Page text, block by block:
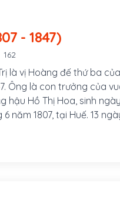
ông nhiều lần bị trách
tính tình thẳng thắn
trị (1807 - 1847)
162
là vị Hoàng đế thứ ba
Ông là con trưởng của
hậu Hồ Thị Hoa, sinh
năm 1807, tại Huế. 13